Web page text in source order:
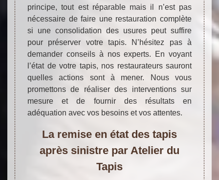
principe, tout est réparable mais il n’est pas
nécessaire de faire une restauration complète
si une consolidation des usures peut suffire
pour préserver votre tapis. N’hésitez pas à
demander conseils à nos experts. En voyant
l’état de votre tapis, nos restaurateurs sauront
quelles actions sont à mener. Nous vous
promettons de réaliser des interventions sur
mesure et de fournir des résultats en
adéquation avec vos besoins et vos attentes.
La remise en état des tapis
après sinistre par Atelier du
Tapis